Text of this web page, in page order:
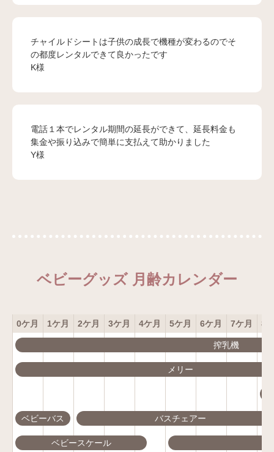
チャイルドシートは子供の成長で機種が変わるのでそ
の都度レンタルできて良かったです
K様
電話１本でレンタル期間の延長ができて、延長料金も
集金や振り込みで簡単に支払えて助かりました
Y様
ベビーグッズ 月齢カレンダー
0ケ月 1ケ月 2ケ月 3ケ月 4ケ月 5ケ月 6ケ月 7ケ月 8
搾乳機
メリー
ベビーバス バスチェアー
ベビースケール